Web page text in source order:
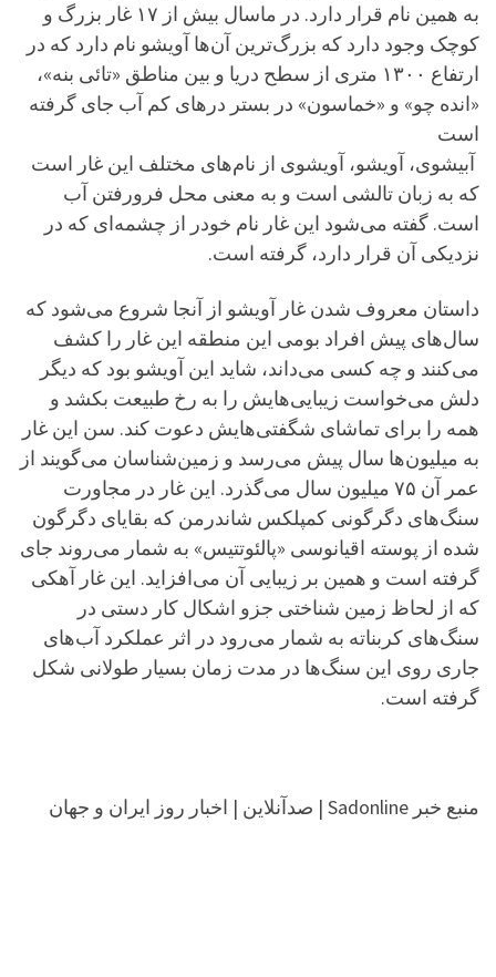
به همین نام قرار دارد. در ماسال بیش از ۱۷ غار بزرگ و
کوچک وجود دارد که بزرگ‌ترین آن‌ها آویشو نام دارد که در
ارتفاع ۱۳۰۰ متری از سطح دریا و بین مناطق «تائی بنه»،
«انده چو» و «خماسون» در بستر درهای کم آب جای گرفته
است
‌ آبیشوی، آویشو، آویشوی از نام‌های مختلف این غار است
که به زبان تالشی است و به معنی محل فرورفتن آب
است. گفته می‌شود این غار نام خودر از چشمه‌ای که در
نزدیکی آن قرار دارد، گرفته است.
داستان معروف شدن غار آویشو از آنجا شروع می‌شود که
سال‌های پیش افراد بومی این منطقه این غار را کشف
می‌کنند و چه کسی می‌داند، شاید این آویشو بود که دیگر
دلش می‌خواست زیبایی‌هایش را به رخ طبیعت بکشد و
همه را برای تماشای شگفتی‌هایش دعوت کند. سن این غار
به میلیون‌ها سال پیش می‌رسد و زمین‌شناسان می‌گویند از
عمر آن ۷۵ میلیون سال می‌گذرد. این غار در مجاورت
سنگ‌های دگرگونی کمپلکس شاندرمن که بقایای دگرگون
شده از پوسته‌ اقیانوسی «پالئوتتیس» به شمار می‌روند جای
گرفته است و همین بر زیبایی آن می‌افزاید. این غار آهکی
که از لحاظ زمین شناختی جزو اشکال کار دستی در
سنگ‌های کربناته به شمار می‌رود در اثر عملکرد آب‌های
جاری روی این سنگ‌ها در مدت زمان بسیار طولانی شکل
گرفته است.
منبع خبر Sadonline | صدآنلاین | اخبار روز ایران و جهان